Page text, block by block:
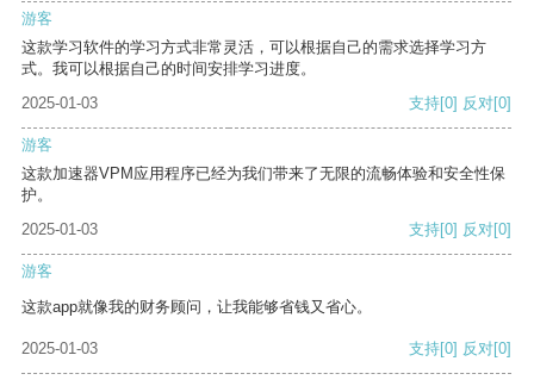
游客
这款学习软件的学习方式非常灵活，可以根据自己的需求选择学习方
式。我可以根据自己的时间安排学习进度。
2025-01-03
支持[0] 反对[0]
游客
这款加速器VPM应用程序已经为我们带来了无限的流畅体验和安全性保
护。
2025-01-03
支持[0] 反对[0]
游客
这款app就像我的财务顾问，让我能够省钱又省心。
2025-01-03 支持[0] 反对[0]